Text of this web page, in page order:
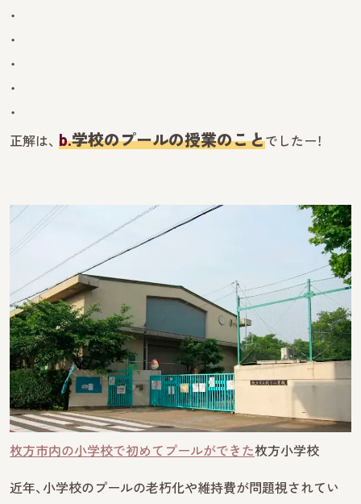
・
・
・
・
・
正解は、 b.学校のプールの授業のことでしたー！
枚方市内の小学校で初めてプールができた枚方小学校
近年、小学校のプールの老朽化や維持費が問題視されてい